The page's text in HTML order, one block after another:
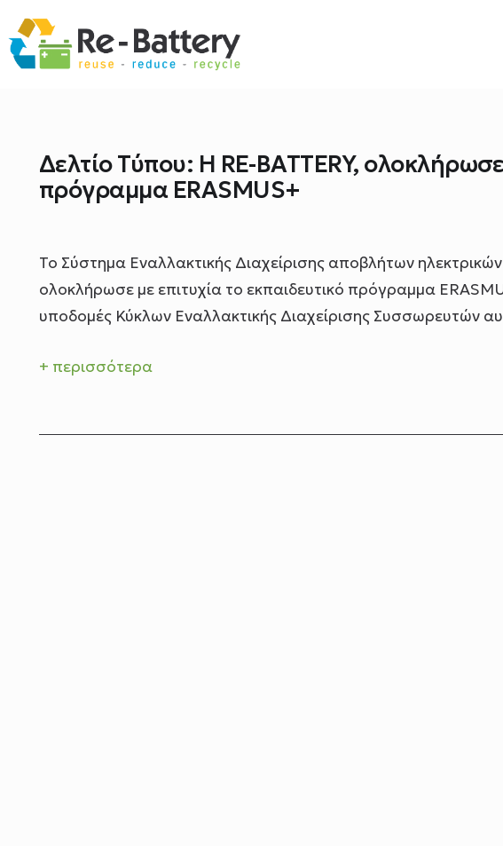
Δελτίο Τύπου: Η RE-BATTERY,
πρόγραμμα ERASMUS+
Το Σύστημα Εναλλακτικής Διαχείρισης αποβλήτων
ολοκλήρωσε με επιτυχία το εκπαιδευτικό πρόγραμμα
υποδομές Κύκλων Εναλλακτικής Διαχείρισης Συσσωρευτών
+ περισσότερα